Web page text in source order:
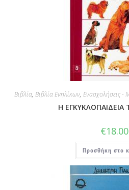
Βιβλία, Βιβλία Ενηλίκων, Ενασχολήσεις -
Η
€18.00
Προσθήκη στο